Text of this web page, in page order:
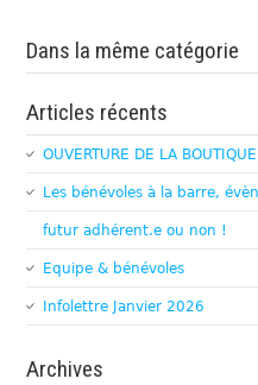
Dans la même catégorie
Articles récents
OUVERTURE DE LA
Les bénévoles à la barre,
futur adhérent.e ou non !
Equipe & bénévoles
Infolettre Janvier 2026
Archives